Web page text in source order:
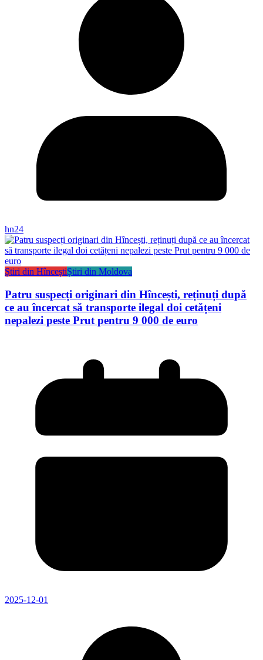
hn24
Știri din HînceștiȘtiri din Moldova
Patru suspecți originari din Hîncești, reținuți după
ce au încercat să transporte ilegal doi cetățeni
nepalezi peste Prut pentru 9 000 de euro
2025-12-01